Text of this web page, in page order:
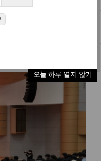
오늘 하루 열지 않기